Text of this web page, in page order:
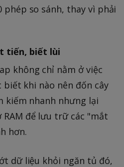
phép so sánh, thay vì phải
tiến, biết lùi
không chỉ nằm ở việc
biết khi nào nên đốn cây
kiếm nhanh nhưng lại
để lưu trữ các "mắt
hơn.
dữ liệu khỏi ngăn tủ đó,